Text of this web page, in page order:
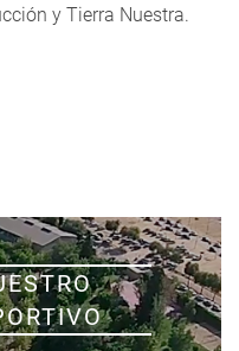
y Tierra Nuestra.